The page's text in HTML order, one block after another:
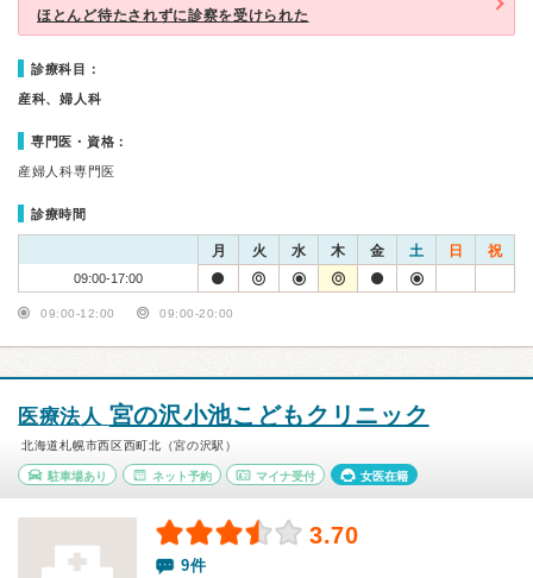
ほとんど待たされずに診察を受けられた
診療科目：
産科、婦人科
専門医・資格：
産婦人科専門医
診療時間
月 火 水 木 金 土 日 祝
09:00-17:00
09:00-12:00 09:00-20:00
医療法人 宮の沢小池こどもクリニック
北海道札幌市西区西町北（宮の沢駅）
駐車場あり ネット予約 マイナ受付 女医在籍
3.70
9件